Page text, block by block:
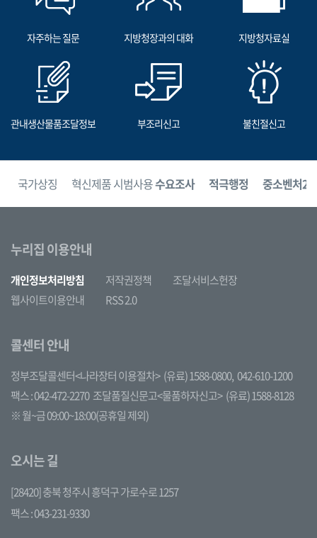
자주하는 질문 지방청장과의 대화 지방청자료실
관내생산물품조달정보 부조리신고 불친절신고
국가상징 혁신제품 시범사용수요조사 적극행정 중소벤처24
누리집 이용안내
개인정보처리방침 저작권정책
조달서비스헌장
웹사이트이용안내
RSS 2.0
콜센터 안내
정부조달콜센터<나라장터 이용절차> (유료) 1588-0800, 042-610-1200
팩스 : 042-472-2270 조달품질신문고<물품하자신고> (유료) 1588-8128
※ 월~금 09:00~18:00(공휴일 제외)
오시는 길
[28420] 충북 청주시 흥덕구 가로수로 1257
팩스 : 043-231-9330